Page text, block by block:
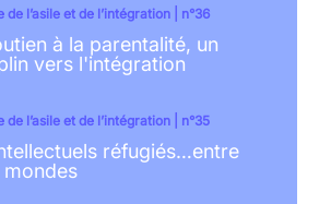
de l’asile et de l’intégration | n°36
à la parentalité, un
vers l'intégration
de l’asile et de l’intégration | n°35
réfugiés…entre
mondes